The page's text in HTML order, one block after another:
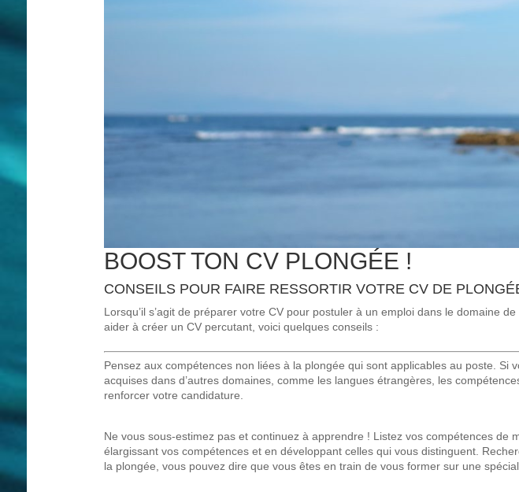
BOOST TON CV PLONGÉE !
CONSEILS POUR FAIRE RESSORTIR VOTRE CV DE
Lorsqu’il s’agit de préparer votre CV pour postuler à un emploi dans le domaine
aider à créer un CV percutant, voici quelques conseils :
Pensez aux compétences non liées à la plongée qui sont applicables au poste.
acquises dans d’autres domaines, comme les langues étrangères, les
renforcer votre candidature.
Ne vous sous-estimez pas et continuez à apprendre ! Listez vos compétences
élargissant vos compétences et en développant celles qui vous distinguent.
la plongée, vous pouvez dire que vous êtes en train de vous former sur une